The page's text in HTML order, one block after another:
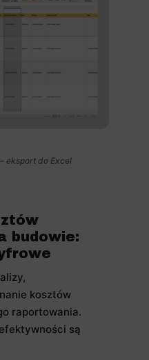
eksport do Excel
budowie:
kosztów
raportowania.
są